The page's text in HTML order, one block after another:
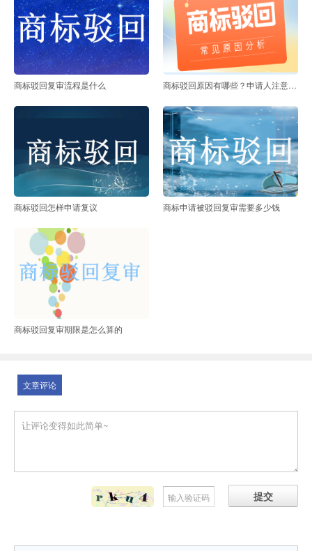
商标驳回复审流程是什么 商标驳回原因有哪些？申请人注意避坑！
商标驳回怎样申请复议 商标申请被驳回复审需要多少钱
商标驳回复审期限是怎么算的
文章评论
提交